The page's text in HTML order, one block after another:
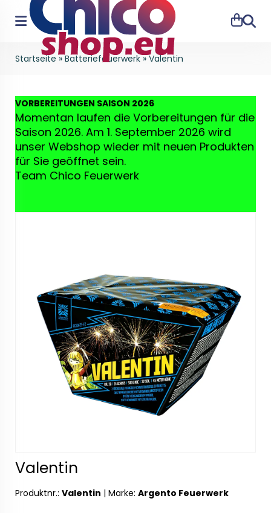
Suche
Startseite »Batteriefeuerwerk»Valentin
VORBEREITUNGEN SAISON 2026
Momentan laufen die Vorbereitungen für die
Saison 2026. Am 1. September 2026 wird
unser Webshop wieder mit neuen Produkten
für Sie geöffnet sein.
Team Chico Feuerwerk
Valentin
Produktnr.: Valentin | Marke: Argento Feuerwerk